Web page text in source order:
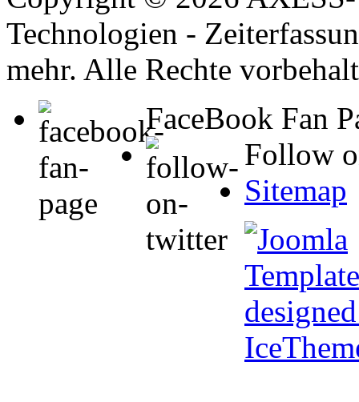
Technologien -
mehr. Alle Rechte
FaceBook Fan
Follow
Sitemap